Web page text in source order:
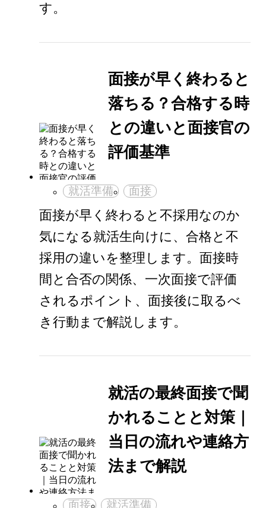
す。
面接が早く終わると
落ちる？合格する時
との違いと面接官の
評価基準
就活準備 面接
面接が早く終わると不採用なのか
気になる就活生向けに、合格と不
採用の違いを整理します。面接時
間と合否の関係、一次面接で評価
されるポイント、面接後に取るべ
き行動まで解説します。
就活の最終面接で聞
かれることと対策｜
当日の流れや連絡方
法まで解説
面接 就活準備